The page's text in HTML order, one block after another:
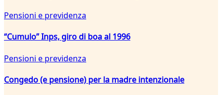
Pensioni e previdenza
“Cumulo” Inps, giro di boa al 1996
Pensioni e previdenza
Congedo (e pensione) per la madre intenzionale